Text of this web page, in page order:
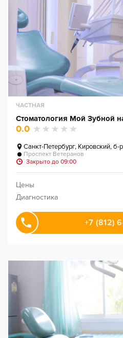
ЧАСТНАЯ
Стоматология Мой Зубной
0.0
Санкт-Петербург, Кировский, б-
Проспект Ветеранов
Закрыто до 09:00
Цены
Диагностика
+7 (812)